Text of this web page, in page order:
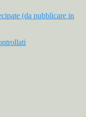
(da pubblicare in